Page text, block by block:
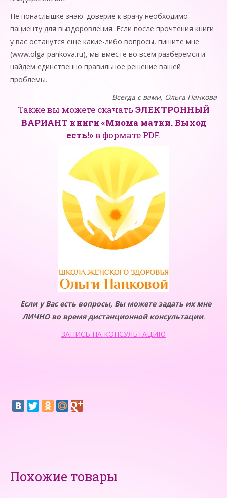
Не понаслышке знаю: доверие к врачу необходимо
пациенту для выздоровления. Если после прочтения книги
у вас останутся еще какие-либо вопросы, пишите мне
(www.olga-pankova.ru), мы вместе во всем разберемся и
найдем единственно правильное решение вашей
проблемы.
Всегда с вами, Ольга Панкова
Также вы можете скачатьЭЛЕКТРОННЫЙ
ВАРИАНТ книги «Миома матки. Выход
есть!»в формате PDF.
Если у Вас есть вопросы, Вы можете задать их мне
ЛИЧНО во время дистанционной консультации.
ЗАПИСЬ НА КОНСУЛЬТАЦИЮ
Похожие товары